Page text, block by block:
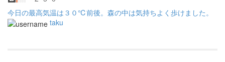
今日の最高気温は３０℃前後。森の中は気持ちよく歩けました。
taku